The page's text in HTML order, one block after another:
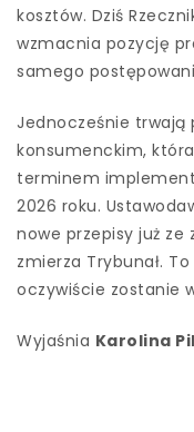
kosztów. Dziś
wzmacnia pozycję
samego
Jednocześnie trwają
konsumenckim,
terminem
2026 roku.
nowe przepisy już ze
zmierza Trybunał.
oczywiście zostanie
Wyjaśnia Karolina